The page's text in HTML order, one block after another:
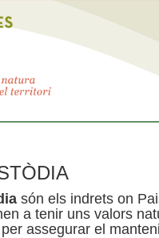
són els indrets on
a tenir uns valors
assegurar el